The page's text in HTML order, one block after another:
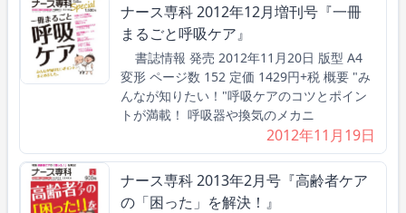
ナース専科 2012年12月増刊号『一冊
まるごと呼吸ケア』
書誌情報 発売 2012年11月20日 版型 A4
変形 ページ数 152 定価 1429円+税 概要 "み
んなが知りたい！"呼吸ケアのコツとポイン
トが満載！ 呼吸器や換気のメカニ
2012年11月19日
ナース専科 2013年2月号『高齢者ケア
の「困った」を解決！』